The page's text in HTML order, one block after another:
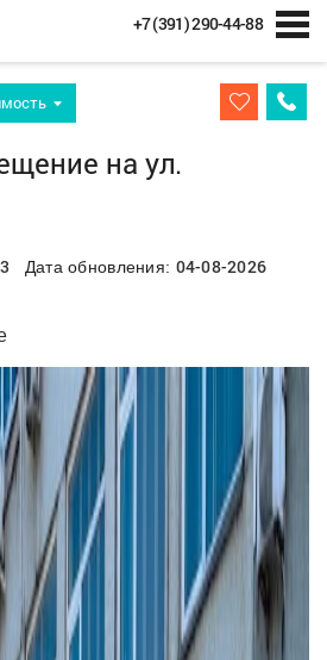
+7 (391) 290-44-88
на ул.
Дата обновления: 04-08-2026